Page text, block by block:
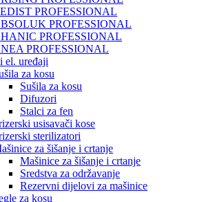
PROFESSIONAL
PROFESSIONAL
PROFESSIONAL
PROFESSIONAL
el. uređaji
za kosu
Sušila za kosu
Difuzori
Stalci za fen
usisavači kose
sterilizatori
za šišanje i crtanje
Mašinice za šišanje i crtanje
Sredstva za održavanje
Rezervni dijelovi za mašinice
za kosu